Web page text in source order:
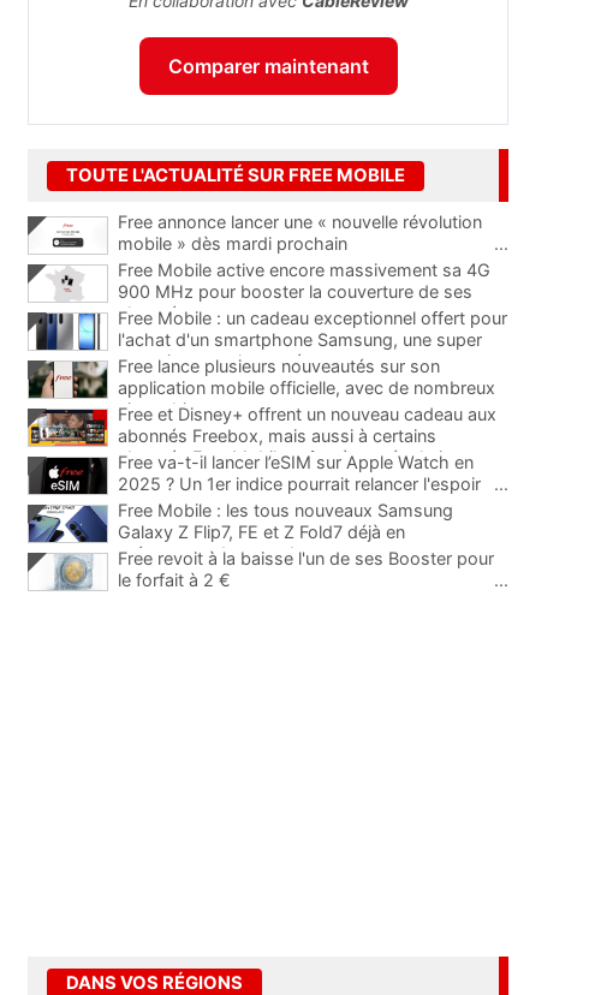
Comparer maintenant
TOUTE L'ACTUALITÉ SUR FREE MOBILE
Free annonce lancer une « nouvelle révolution
mobile » dès mardi prochain
...
Free Mobile active encore massivement sa 4G
900 MHz pour booster la couverture de ses
abonnés
...
Free Mobile : un cadeau exceptionnel offert pour
l'achat d'un smartphone Samsung, une super
occasion pour la rentrée
Free lance plusieurs nouveautés sur son
application mobile officielle, avec de nombreux
ajouts bienvenus
...
Free et Disney+ offrent un nouveau cadeau aux
abonnés Freebox, mais aussi à certains
abonnés Free Mobile grâce à une évolution
Free va-t-il lancer l’eSIM sur Apple Watch en
2025 ? Un 1er indice pourrait relancer l'espoir
...
Free Mobile : les tous nouveaux Samsung
Galaxy Z Flip7, FE et Z Fold7 déjà en
précommande avec des promos
Free revoit à la baisse l'un de ses Booster pour
le forfait à 2 €
...
DANS VOS RÉGIONS